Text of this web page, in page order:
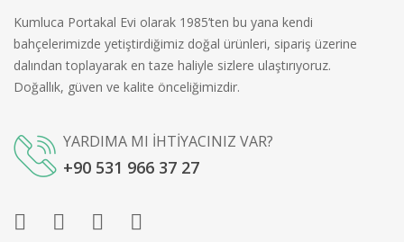
Kumluca Portakal Evi olarak 1985’ten bu yana kendi
bahçelerimizde yetiştirdiğimiz doğal ürünleri, sipariş üzerine
dalından toplayarak en taze haliyle sizlere ulaştırıyoruz.
Doğallık, güven ve kalite önceliğimizdir.
YARDIMA MI İHTİYACINIZ VAR?
+90 531 966 37 27